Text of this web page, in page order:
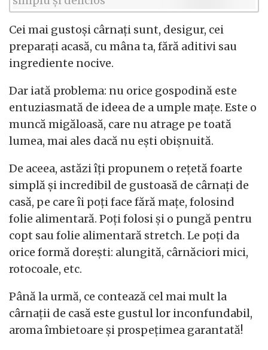
Cei mai gustoși cârnați sunt, desigur, cei
preparați acasă, cu mâna ta, fără aditivi sau
ingrediente nocive.
Dar iată problema: nu orice gospodină este
entuziasmată de ideea de a umple mațe. Este o
muncă migăloasă, care nu atrage pe toată
lumea, mai ales dacă nu ești obișnuită.
De aceea, astăzi îți propunem o rețetă foarte
simplă și incredibil de gustoasă de cârnați de
casă, pe care îi poți face fără mațe, folosind
folie alimentară. Poți folosi și o pungă pentru
copt sau folie alimentară stretch. Le poți da
orice formă dorești: alungită, cârnăciori mici,
rotocoale, etc.
Până la urmă, ce contează cel mai mult la
cârnații de casă este gustul lor inconfundabil,
aroma îmbietoare și prospețimea garantată!